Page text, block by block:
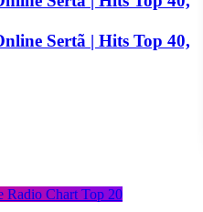
Radio Chart Top 20